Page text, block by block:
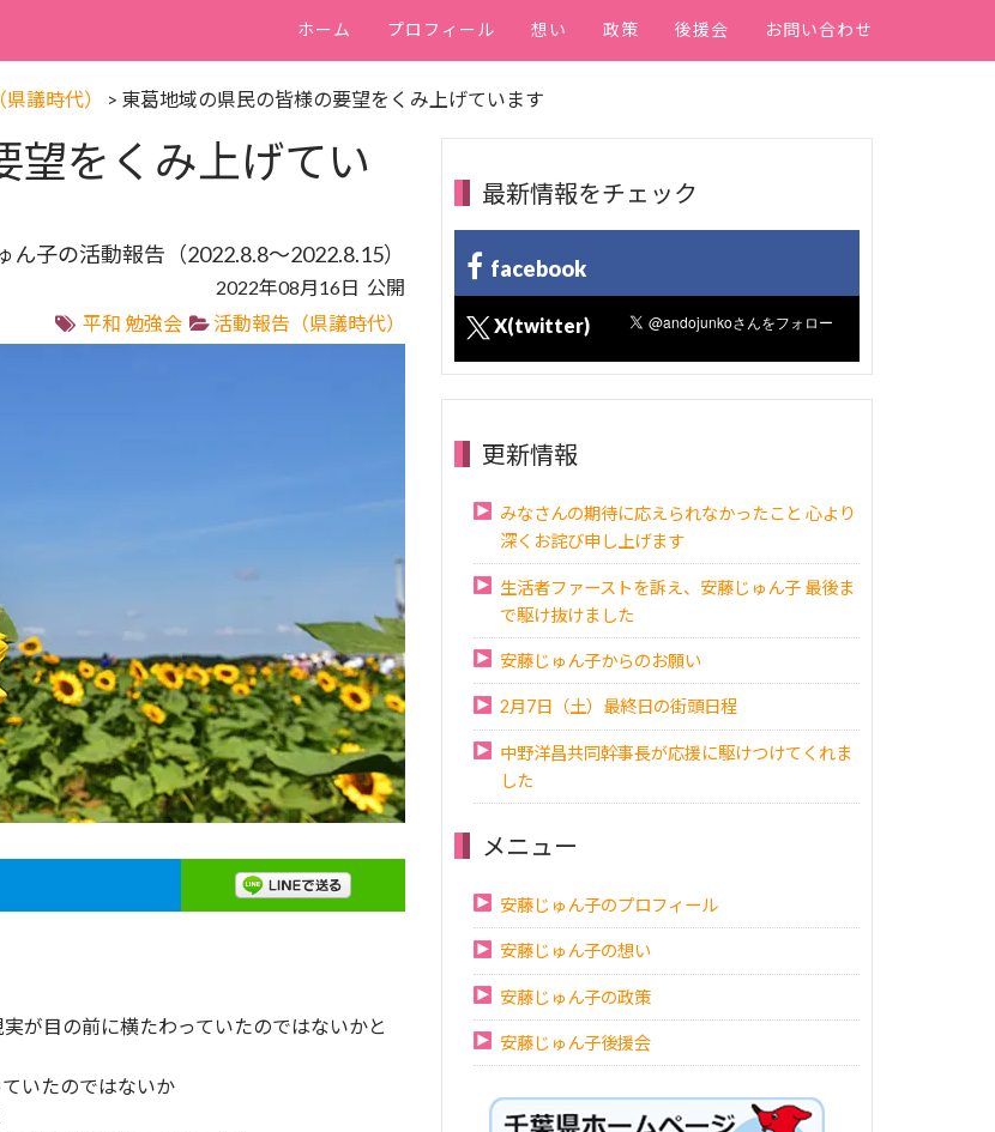
ホーム プロフィール 想い 政策 後援会 お問い合わせ
議時代） > 東葛地域の県民の皆様の要望をくみ上げています
望をくみ上げてい
ん子の活動報告（2022.8.8～2022.8.15）
2022年08月16日 公開
平和 勉強会 活動報告（県議時代）
が目の前に横たわっていたのではないかと
いたのではないか
最新情報をチェック
facebook
X(twitter)
更新情報
みなさんの期待に応えられなかったこと 心より
深くお詫び申し上げます
生活者ファーストを訴え、安藤じゅん子 最後ま
で駆け抜けました
安藤じゅん子からのお願い
2月7日（土）最終日の街頭日程
中野洋昌共同幹事長が応援に駆けつけてくれま
した
メニュー
安藤じゅん子のプロフィール
安藤じゅん子の想い
安藤じゅん子の政策
安藤じゅん子後援会